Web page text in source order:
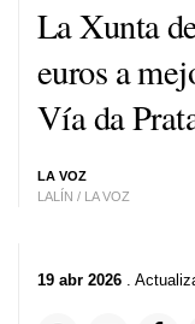
La Xunta
euros a
Vía da
LA VOZ
LALÍN / LA VOZ
19 abr 2026 .